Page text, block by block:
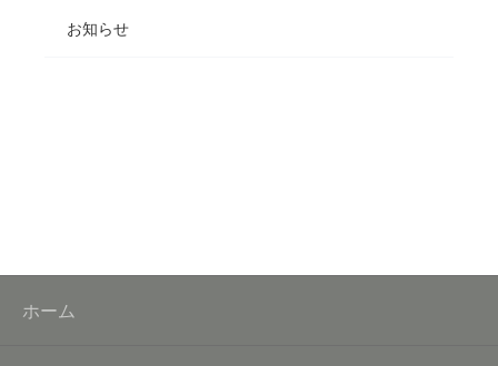
お知らせ
ホーム